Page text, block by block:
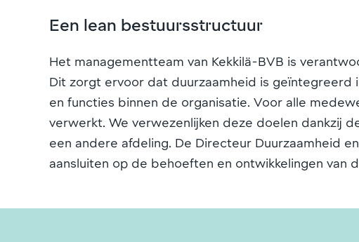
Een lean bestuursstructuur
Het managementteam van Kekkilä-BVB is
Dit zorgt ervoor dat duurzaamheid is
en functies binnen de organisatie. Voor alle
verwerkt. We verwezenlijken deze doelen dankzij
een andere afdeling. De Directeur Duurzaamheid
aansluiten op de behoeften en ontwikkelingen van